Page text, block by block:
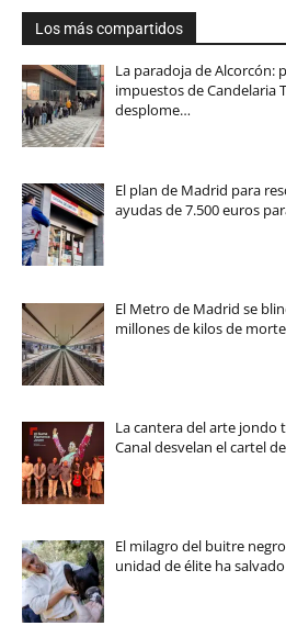
Los más compartidos
La paradoja de Alcorcón:
impuestos de Candelaria
desplome…
El plan de Madrid para
ayudas de 7.500 euros
El Metro de Madrid se
millones de kilos de
La cantera del arte jondo
Canal desvelan el cartel
El milagro del buitre
unidad de élite ha